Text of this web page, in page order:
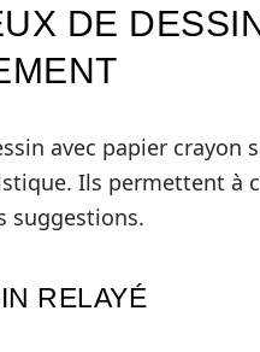
DE
avec papier
Ils permettent à
suggestions.
RELAYÉ